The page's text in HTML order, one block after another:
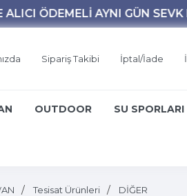
Sipariş Takibi İptal/İade
OUTDOOR SU SPORLARI
Tesisat Ürünleri DİĞER